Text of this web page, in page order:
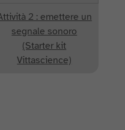
2 : emettere un
segnale sonoro
(Starter kit
Vittascience)